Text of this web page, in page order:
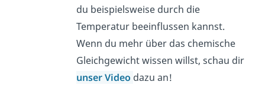
du beispielsweise durch die
Temperatur beeinflussen kannst.
Wenn du mehr über das chemische
Gleichgewicht wissen willst, schau dir
unser Video dazu an!